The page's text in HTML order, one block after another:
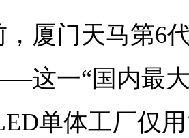
，厦门天马第6
这一“国内最
单体工厂仅